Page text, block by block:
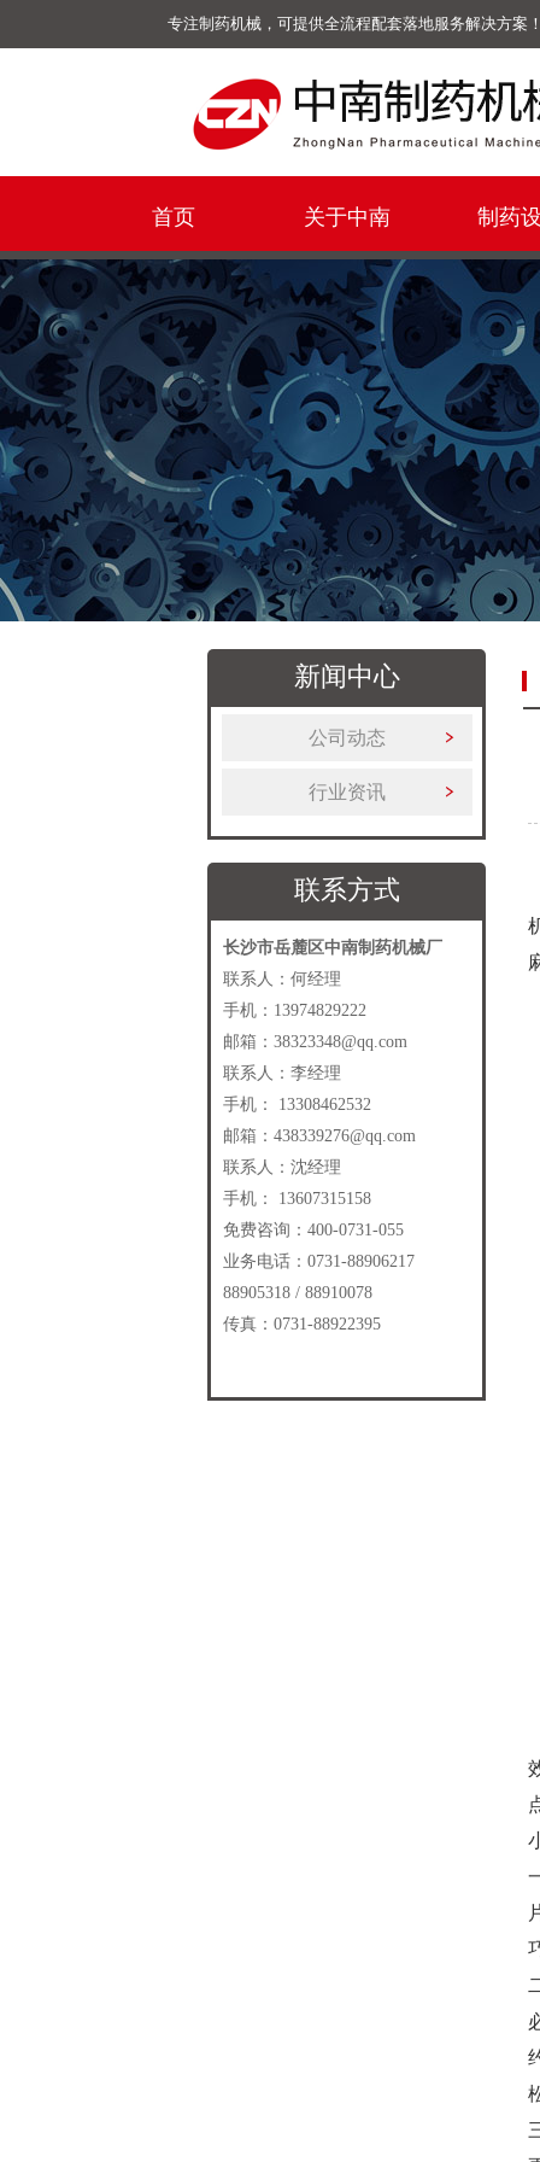
专注制药机械，可提供全流程配套落地服务解决方案！
首页 关于中南 制药
新闻中心
公司动态
行业资讯
联系方式
长沙市岳麓区中南制药机械厂
联系人：何经理
手机：13974829222
邮箱：38323348@qq.com
联系人：李经理
手机： 13308462532
邮箱：438339276@qq.com
联系人：沈经理
手机： 13607315158
免费咨询：400-0731-055
业务电话：0731-88906217
88905318 / 88910078
传真：0731-88922395